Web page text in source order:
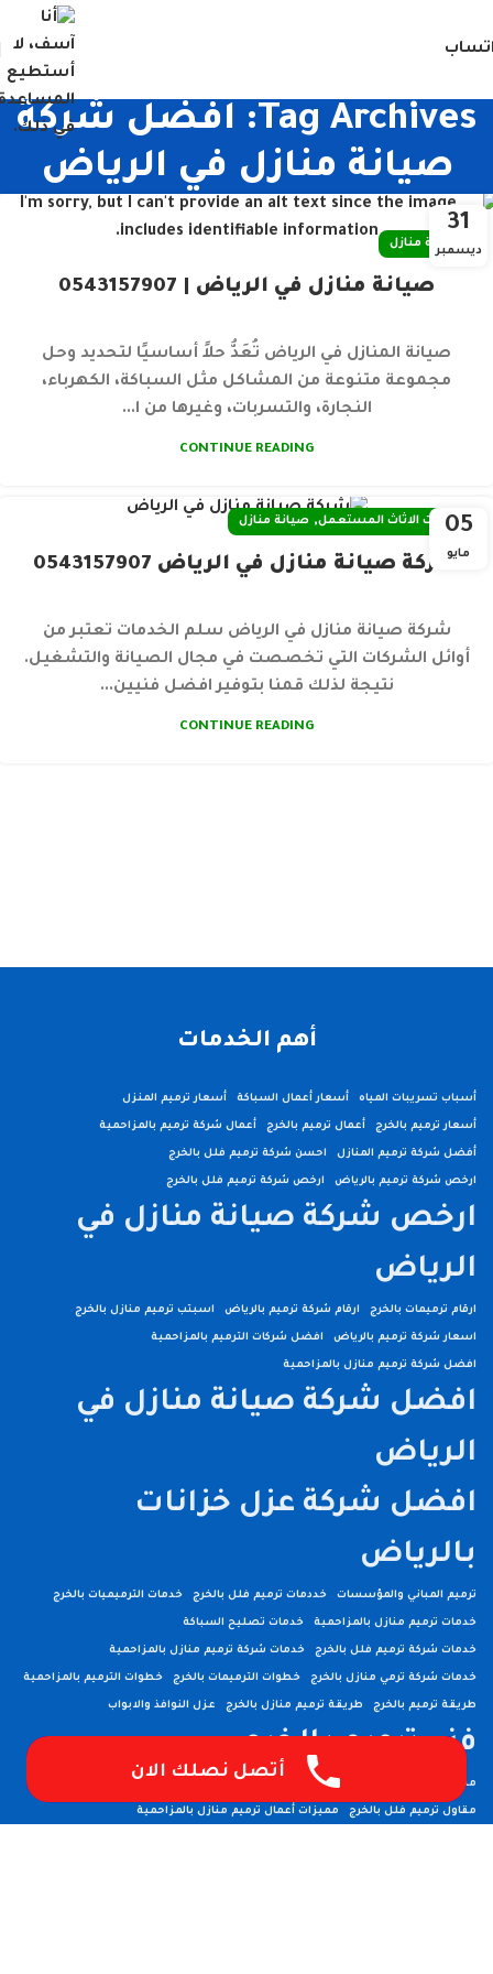
Tag Archives: افضل شركة
صيانة منازل في الرياض
31
ديسمبر
صيانة منازل
صيانة منازل في الرياض | 0543157907
صيانة المنازل في الرياض تُعَدُّ حلاً أساسيًا لتحديد وحل
مجموعة متنوعة من المشاكل مثل السباكة، الكهرباء،
النجارة، والتسربات، وغيرها من ا...
CONTINUE READING
05
مايو
خدمات الاثاث المستعمل, صيانة منازل
شركة صيانة منازل في الرياض 0543157907
شركة صيانة منازل في الرياض سلم الخدمات تعتبر من
أوائل الشركات التي تخصصت في مجال الصيانة والتشغيل.
نتيجة لذلك قمنا بتوفير افضل فنيين...
CONTINUE READING
أهم الخدمات
أسباب تسريبات المياه أسعار أعمال السباكة أسعار ترميم المنزل
أسعار ترميم بالخرج أعمال ترميم بالخرج أعمال شركة ترميم بالمزاحمية
أفضل شركة ترميم المنازل احسن شركة ترميم فلل بالخرج
ارخص شركة ترميم بالرياض ارخص شركة ترميم فلل بالخرج
ارخص شركة صيانة منازل في
الرياض
ارقام ترميمات بالخرج ارقام شركة ترميم بالرياض اسبتب ترميم منازل بالخرج
اسعار شركة ترميم بالرياض افضل شركات الترميم بالمزاحمية
افضل شركة ترميم منازل بالمزاحمية
افضل شركة صيانة منازل في
الرياض
افضل شركة عزل خزانات
بالرياض
ترميم المباني والمؤسسات خددمات ترميم فلل بالخرج خدمات الترميميات بالخرج
خدمات ترميم منازل بالمزاحمية خدمات تصليح السباكة
خدمات شركة ترميم فلل بالخرج خدمات شركة ترميم منازل بالمزاحمية
خدمات شركة ترمي منازل بالخرج خطوات الترميمات بالخرج خطوات الترميم بالمزاحمية
طريقة ترميم بالخرج طريقة ترميم منازل بالخرج عزل النوافذ والابواب
فني ترميم بالخرج
مسببات ترميم المنازل مقاول ترميمات بالخرج
مقاول ترميم فلل بالخرج مميزات أعمال ترميم منازل بالمزاحمية
أتصل نصلك الان